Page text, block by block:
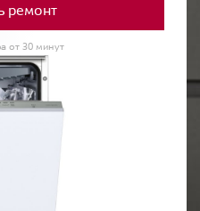
ремонт
от 30 минут